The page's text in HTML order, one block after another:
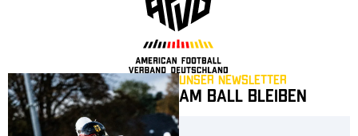
Unser Newsletter
Am Ball bleiben